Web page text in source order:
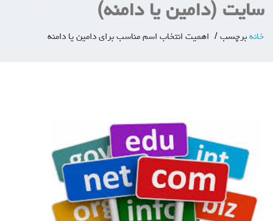
سایت (دامین یا دامنه)
خانه برچسب اهمیت انتخاب اسم مناسب برای دامین یا دامنه